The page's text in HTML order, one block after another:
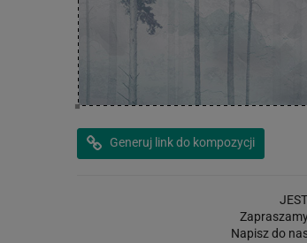
Generuj link do kompozycji
Napisz do